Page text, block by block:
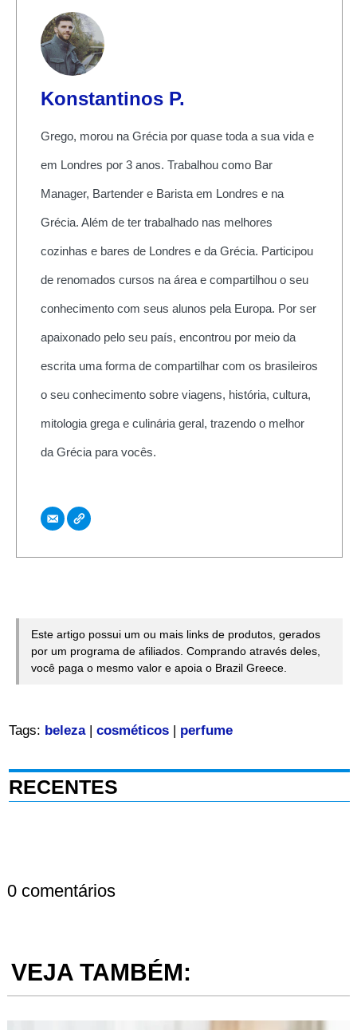
Konstantinos P.
Grego, morou na Grécia por quase toda a sua vida e
em Londres por 3 anos. Trabalhou como Bar
Manager, Bartender e Barista em Londres e na
Grécia. Além de ter trabalhado nas melhores
cozinhas e bares de Londres e da Grécia. Participou
de renomados cursos na área e compartilhou o seu
conhecimento com seus alunos pela Europa. Por ser
apaixonado pelo seu país, encontrou por meio da
escrita uma forma de compartilhar com os brasileiros
o seu conhecimento sobre viagens, história, cultura,
mitologia grega e culinária geral, trazendo o melhor
da Grécia para vocês.
Este artigo possui um ou mais links de produtos, gerados
por um programa de afiliados. Comprando através deles,
você paga o mesmo valor e apoia o Brazil Greece.
Tags: beleza| cosméticos| perfume
RECENTES
0 comentários
VEJA TAMBÉM: